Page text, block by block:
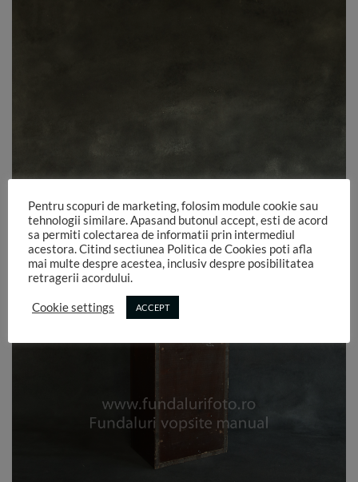
Pentru scopuri de marketing, folosim module cookie sau
tehnologii similare. Apasand butonul accept, esti de acord
sa permiti colectarea de informatii prin intermediul
acestora. Citind sectiunea Politica de Cookies poti afla
mai multe despre acestea, inclusiv despre posibilitatea
retragerii acordului.
Cookie settings ACCEPT